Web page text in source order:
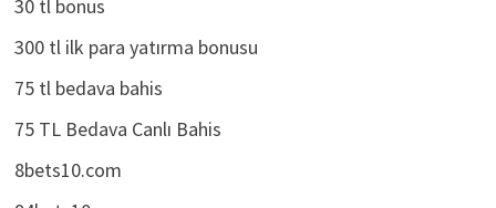
30 tl bonus
300 tl ilk para yatırma bonusu
75 tl bedava bahis
75 TL Bedava Canlı Bahis
8bets10.com